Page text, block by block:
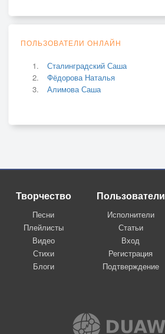
ПОЛЬЗОВАТЕЛИ ОНЛАЙН
Сталинградский Саша
Фёдорова Наталья
Алимова Саша
Творчество
Песни
Плейлисты
Видео
Стихи
Блоги
Пользователи
Исполнители
Статьи
Вход
Регистрация
Подтверждение